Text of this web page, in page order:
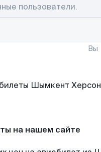
Вы
на нашем сайте